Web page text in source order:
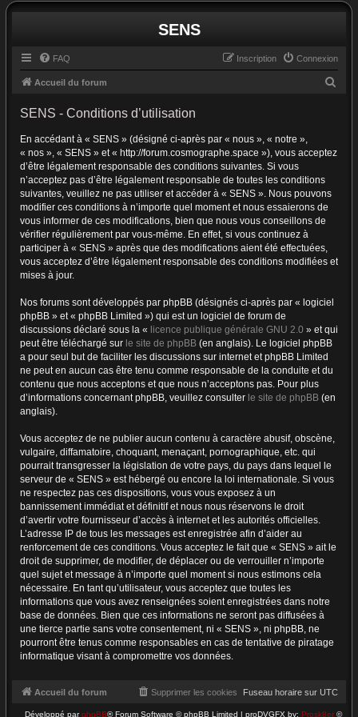
SENS
FAQ Connexion
Inscription
Accueil du forum
SENS - Conditions d’utilisation
En accédant à « SENS » (désigné ci-après par « nous », « notre »,
« nos », « SENS » et « http://forum.cosmographe.space »), vous acceptez
d’être légalement responsable des conditions suivantes. Si vous
n’acceptez pas d’être légalement responsable de toutes les conditions
suivantes, veuillez ne pas utiliser et accéder à « SENS ». Nous pouvons
modifier ces conditions à n’importe quel moment et nous essaierons de
vous informer de ces modifications, bien que nous vous conseillons de
vérifier régulièrement par vous-même. En effet, si vous continuez à
participer à « SENS » après que des modifications aient été effectuées,
vous acceptez d’être légalement responsable des conditions modifiées et
mises à jour.
Nos forums sont développés par phpBB (désignés ci-après par « logiciel
phpBB » et « phpBB Limited ») qui est un logiciel de forum de
discussions déclaré sous la « licence publique générale GNU 2.0 » et qui
peut être téléchargé sur le site de phpBB (en anglais). Le logiciel phpBB
a pour seul but de faciliter les discussions sur internet et phpBB Limited
ne peut en aucun cas être tenu comme responsable de la conduite et du
contenu que nous acceptons et que nous n’acceptons pas. Pour plus
d’informations concernant phpBB, veuillez consulter le site de phpBB (en
anglais).
Vous acceptez de ne publier aucun contenu à caractère abusif, obscène,
vulgaire, diffamatoire, choquant, menaçant, pornographique, etc. qui
pourrait transgresser la législation de votre pays, du pays dans lequel le
serveur de « SENS » est hébergé ou encore la loi internationale. Si vous
ne respectez pas ces dispositions, vous vous exposez à un
bannissement immédiat et définitif et nous nous réservons le droit
d’avertir votre fournisseur d’accès à internet et les autorités officielles.
L’adresse IP de tous les messages est enregistrée afin d’aider au
renforcement de ces conditions. Vous acceptez le fait que « SENS » ait le
droit de supprimer, de modifier, de déplacer ou de verrouiller n’importe
quel sujet et message à n’importe quel moment si nous estimons cela
nécessaire. En tant qu’utilisateur, vous acceptez que toutes les
informations que vous avez renseignées soient enregistrées dans notre
base de données. Bien que ces informations ne seront pas diffusées à
une tierce partie sans votre consentement, ni « SENS », ni phpBB, ne
pourront être tenus comme responsables en cas de tentative de piratage
informatique visant à compromettre vos données.
Accueil du forum Fuseau horaire sur UTC
Supprimer les cookies
Développé parphpBB® Forum Software © phpBB Limited | proDVGFX by: Prosk8er©